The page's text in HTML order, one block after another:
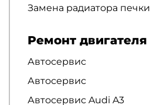
Замена радиатора печки
Ремонт двигателя
Автосервис
Автосервис
Автосервис Audi A3